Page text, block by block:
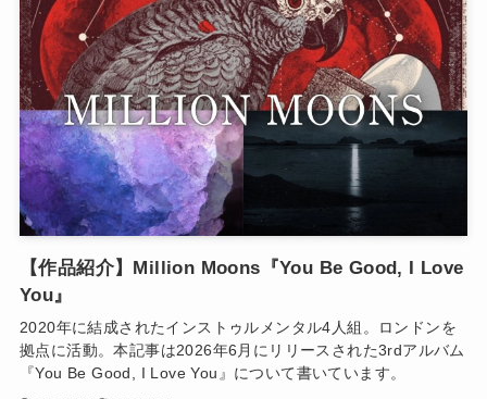
【作品紹介】Million Moons『You Be Good, I Love
You』
2020年に結成されたインストゥルメンタル4人組。ロンドンを
拠点に活動。本記事は2026年6月にリリースされた3rdアルバム
『You Be Good, I Love You』について書いています。